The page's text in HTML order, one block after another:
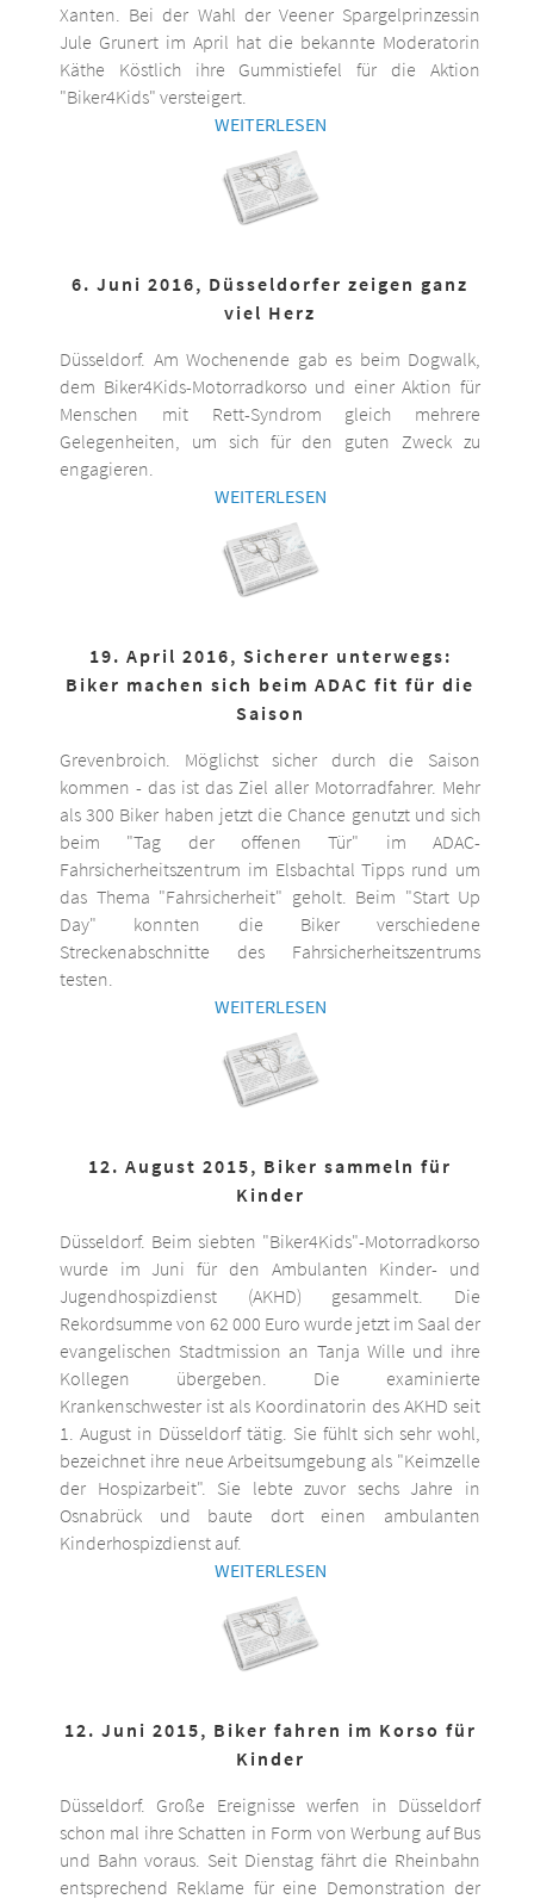
Xanten. Bei der Wahl der Veener Spargelprinzessin
Jule Grunert im April hat die bekannte Moderatorin
Käthe Köstlich ihre Gummistiefel für die Aktion
"Biker4Kids" versteigert.
WEITERLESEN
6. Juni 2016, Düsseldorfer zeigen ganz
viel Herz
Düsseldorf. Am Wochenende gab es beim Dogwalk,
dem Biker4Kids-Motorradkorso und einer Aktion für
Menschen mit Rett-Syndrom gleich mehrere
Gelegenheiten, um sich für den guten Zweck zu
engagieren.
WEITERLESEN
19. April 2016, Sicherer unterwegs:
Biker machen sich beim ADAC fit für die
Saison
Grevenbroich. Möglichst sicher durch die Saison
kommen - das ist das Ziel aller Motorradfahrer. Mehr
als 300 Biker haben jetzt die Chance genutzt und sich
beim "Tag der offenen Tür" im ADAC-
Fahrsicherheitszentrum im Elsbachtal Tipps rund um
das Thema "Fahrsicherheit" geholt. Beim "Start Up
Day" konnten die Biker verschiedene
Streckenabschnitte des Fahrsicherheitszentrums
testen.
WEITERLESEN
12. August 2015, Biker sammeln für
Kinder
Düsseldorf. Beim siebten "Biker4Kids"-Motorradkorso
wurde im Juni für den Ambulanten Kinder- und
Jugendhospizdienst (AKHD) gesammelt. Die
Rekordsumme von 62 000 Euro wurde jetzt im Saal der
evangelischen Stadtmission an Tanja Wille und ihre
Kollegen übergeben. Die examinierte
Krankenschwester ist als Koordinatorin des AKHD seit
1. August in Düsseldorf tätig. Sie fühlt sich sehr wohl,
bezeichnet ihre neue Arbeitsumgebung als "Keimzelle
der Hospizarbeit". Sie lebte zuvor sechs Jahre in
Osnabrück und baute dort einen ambulanten
Kinderhospizdienst auf.
WEITERLESEN
12. Juni 2015, Biker fahren im Korso für
Kinder
Düsseldorf. Große Ereignisse werfen in Düsseldorf
schon mal ihre Schatten in Form von Werbung auf Bus
und Bahn voraus. Seit Dienstag fährt die Rheinbahn
entsprechend Reklame für eine Demonstration der